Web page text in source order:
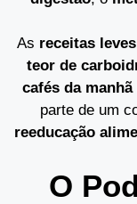
As receitas
teor de
cafés da
parte de um
reeducação
O